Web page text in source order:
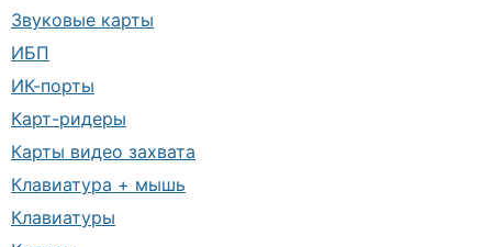
Звуковые карты
ИБП
ИК-порты
Карт-ридеры
Карты видео захвата
Клавиатура + мышь
Клавиатуры